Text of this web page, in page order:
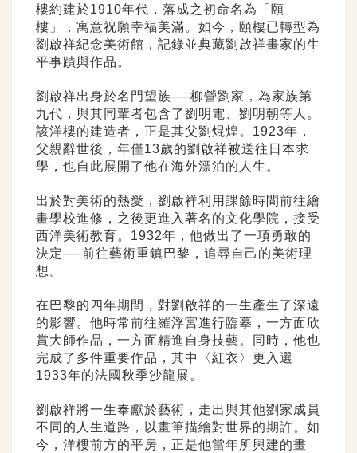
樓約建於1910年代，落成之初命名為「頤
樓」，寓意祝願幸福美滿。如今，頤樓已轉型為
劉啟祥紀念美術館，記錄並典藏劉啟祥畫家的生
平事蹟與作品。
劉啟祥出身於名門望族──柳營劉家，為家族第
九代，與其同輩者包含了劉明電、劉明朝等人。
該洋樓的建造者，正是其父劉焜煌。1923年，
父親辭世後，年僅13歲的劉啟祥被送往日本求
學，也自此展開了他在海外漂泊的人生。
出於對美術的熱愛，劉啟祥利用課餘時間前往繪
畫學校進修，之後更進入著名的文化學院，接受
西洋美術教育。1932年，他做出了一項勇敢的
決定──前往藝術重鎮巴黎，追尋自己的美術理
想。
在巴黎的四年期間，對劉啟祥的一生產生了深遠
的影響。他時常前往羅浮宮進行臨摹，一方面欣
賞大師作品，一方面精進自身技藝。同時，他也
完成了多件重要作品，其中〈紅衣〉更入選
1933年的法國秋季沙龍展。
劉啟祥將一生奉獻於藝術，走出與其他劉家成員
不同的人生道路，以畫筆描繪對世界的期許。如
今，洋樓前方的平房，正是他當年所興建的畫